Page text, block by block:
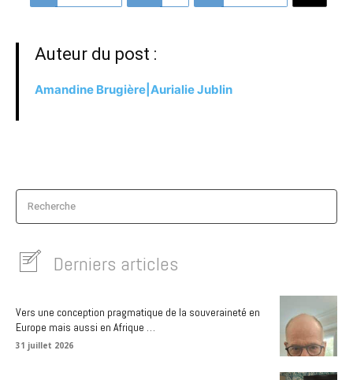
Auteur du post :
Amandine Brugière|Aurialie Jublin
Recherche
Derniers articles
Vers une conception pragmatique de la souveraineté en
Europe mais aussi en Afrique …
31 juillet 2026